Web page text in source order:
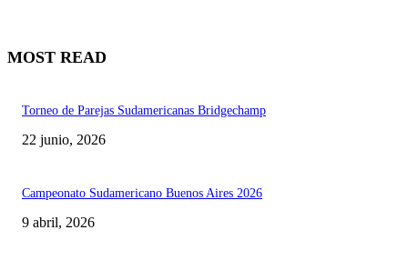
MOST READ
Torneo de Parejas Sudamericanas Bridgechamp
22 junio, 2026
Campeonato Sudamericano Buenos Aires 2026
9 abril, 2026